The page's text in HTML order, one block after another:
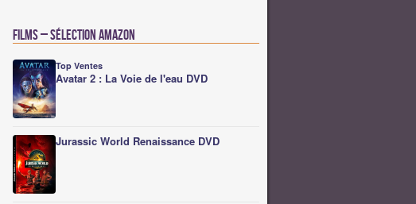
Films – Sélection Amazon
Top Ventes
Avatar 2 : La Voie de l'eau DVD
Jurassic World Renaissance DVD